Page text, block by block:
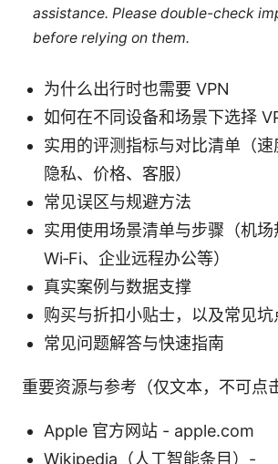
assistance. Please double-check
before relying on them.
为什么出行时也需要 VPN
如何在不同设备和场景下选择
实用的评测指标与对比清单（速
隐私、价格、客服）
常见误区与规避方法
实用使用场景清单与步骤（机场
Wi‑Fi、企业远程办公等）
真实案例与数据支撑
购买与折扣小贴士，以及常见坑
常见问题解答与快速指南
重要资源与参考（仅文本，不可点
Apple 官方网站 - apple.com
Wikipedia（人工智能条目）-